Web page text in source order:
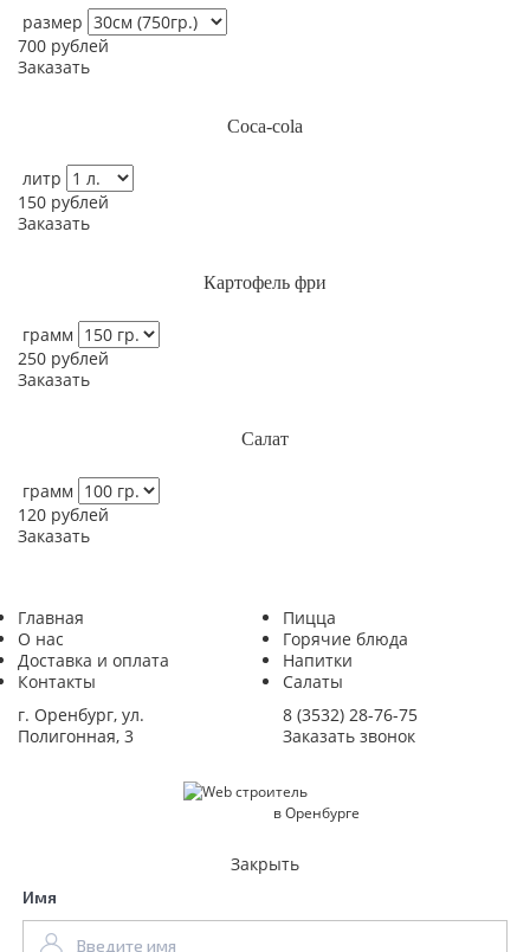
размер
700 рублей
Заказать
Coca-cola
литр
150 рублей
Заказать
Картофель фри
грамм
250 рублей
Заказать
Салат
грамм
120 рублей
Заказать
Главная
О нас
Доставка и оплата
Контакты
Пицца
Горячие блюда
Напитки
Салаты
г. Оренбург, ул.
Полигонная, 3
8 (3532) 28-76-75
Заказать звонок
в Оренбурге
Закрыть
Имя